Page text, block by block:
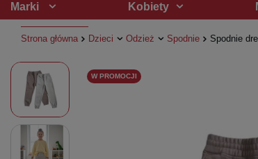
Marki Kobiety
Strona główna Dzieci Odzież Spodnie Spodnie
W PROMOCJI